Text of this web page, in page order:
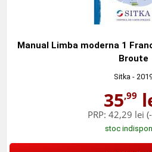
Manual Limba moderna 1
Broute
Sitka -
35,99
PRP: 42,29 lei
stoc